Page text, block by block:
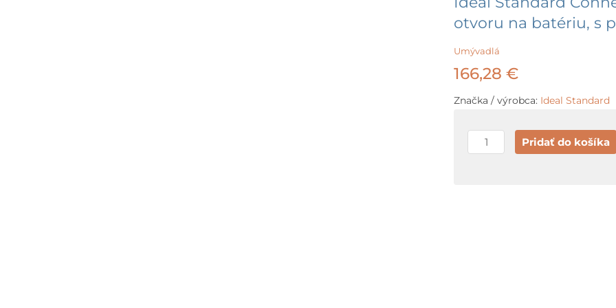
otvoru na batériu, s
Umývadlá
166,28 €
Značka / výrobca: Ideal Standard
množstvo
Ideal
Pridať do košíka